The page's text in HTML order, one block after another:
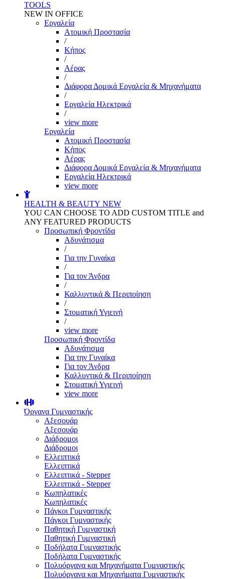
TOOLS
NEW IN OFFICE
Εργαλεία
Aτομική Προστασία
/
Kήπος
/
Αέρας
/
Διάφορα Δομικά Εργαλεία & Μηχανήματα
/
Εργαλεία Ηλεκτρικά
/
view more
Εργαλεία
Aτομική Προστασία
Kήπος
Αέρας
Διάφορα Δομικά Εργαλεία & Μηχανήματα
Εργαλεία Ηλεκτρικά
view more
HEALTH & BEAUTY NEW
YOU CAN CHOOSE TO ADD CUSTOM TITLE and
ANY FEATURED PRODUCTS
Προσωπική Φροντίδα
Αδυνάτισμα
/
Για την Γυναίκα
/
Για τον Άνδρα
/
Καλλυντικά & Περιποίηση
/
Στοματική Υγιεινή
/
view more
Προσωπική Φροντίδα
Αδυνάτισμα
Για την Γυναίκα
Για τον Άνδρα
Καλλυντικά & Περιποίηση
Στοματική Υγιεινή
view more
Όργανα Γυμναστικής
Αξεσουάρ
Αξεσουάρ
Διάδρομοι
Διάδρομοι
Ελλειπτικά
Ελλειπτικά
Ελλειπτικά - Stepper
Ελλειπτικά - Stepper
Κωπηλατικές
Κωπηλατικές
Πάγκοι Γυμναστικής
Πάγκοι Γυμναστικής
Παθητική Γυμναστική
Παθητική Γυμναστική
Ποδήλατα Γυμναστικής
Ποδήλατα Γυμναστικής
Πολυόργανα και Μηχανήματα Γυμναστικής
Πολυόργανα και Μηχανήματα Γυμναστικής